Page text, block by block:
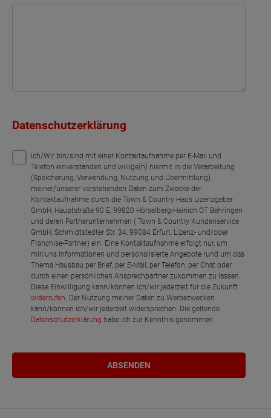
Datenschutzerklärung
Ich/Wir bin/sind mit einer Kontaktaufnahme per E-Mail und
Telefon einverstanden und willige(n) hiermit in die Verarbeitung
(Speicherung, Verwendung, Nutzung und Übermittlung)
meiner/unserer vorstehenden Daten zum Zwecke der
Kontaktaufnahme durch die Town & Country Haus Lizenzgeber
GmbH, Hauptstraße 90 E, 99820 Hörselberg-Hainich OT Behringen
und deren Partnerunternehmen ( Town & Country Kundenservice
GmbH, Schmidtstedter Str. 34, 99084 Erfurt, Lizenz- und/oder
Franchise-Partner) ein. Eine Kontaktaufnahme erfolgt nur, um
mir/uns Informationen und personalisierte Angebote rund um das
Thema Hausbau per Brief, per E-Mail, per Telefon, per Chat oder
durch einen persönlichen Ansprechpartner zukommen zu lassen.
Diese Einwilligung kann/können ich/wir jederzeit für die Zukunft
widerrufen. Der Nutzung meiner Daten zu Werbezwecken
kann/können ich/wir jederzeit widersprechen. Die geltende
Datenschutzerklärung habe ich zur Kenntnis genommen.